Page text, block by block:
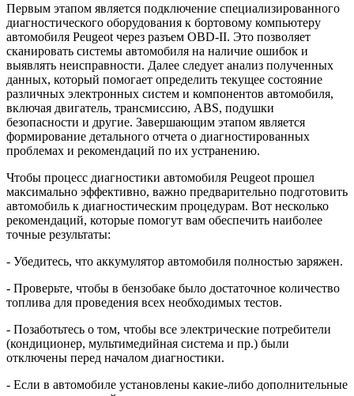
Первым этапом является подключение специализированного
диагностического оборудования к бортовому компьютеру
автомобиля Peugeot через разъем OBD-II. Это позволяет
сканировать системы автомобиля на наличие ошибок и
выявлять неисправности. Далее следует анализ полученных
данных, который помогает определить текущее состояние
различных электронных систем и компонентов автомобиля,
включая двигатель, трансмиссию, ABS, подушки
безопасности и другие. Завершающим этапом является
формирование детального отчета о диагностированных
проблемах и рекомендаций по их устранению.
Чтобы процесс диагностики автомобиля Peugeot прошел
максимально эффективно, важно предварительно подготовить
автомобиль к диагностическим процедурам. Вот несколько
рекомендаций, которые помогут вам обеспечить наиболее
точные результаты:
- Убедитесь, что аккумулятор автомобиля полностью заряжен.
- Проверьте, чтобы в бензобаке было достаточное количество
топлива для проведения всех необходимых тестов.
- Позаботьтесь о том, чтобы все электрические потребители
(кондиционер, мультимедийная система и пр.) были
отключены перед началом диагностики.
- Если в автомобиле установлены какие-либо дополнительные